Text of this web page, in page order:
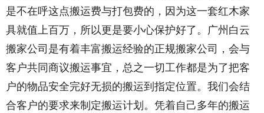
是不在呼这点搬运费与打包费的，因为这一套红木家
具就值上百万，所以更是要小心保护好了。广州白云
搬家公司是有着丰富搬运经验的正规搬家公司，会与
客户共同商议搬运事宜，总之一切工作都是为了把客
户的物品安全完好无损的搬运到指定位置。我们会结
合客户的要求来制定搬运计划。凭着自己多年的搬运